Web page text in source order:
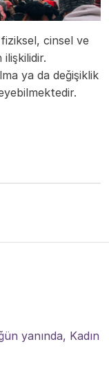
cinsel ve
ya da değişiklik
ve kadın ruh
yanında, Kadın